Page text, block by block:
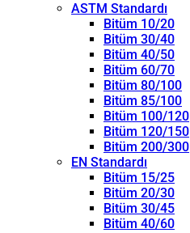
ASTM Standardı
Bitüm 10/20
Bitüm 30/40
Bitüm 40/50
Bitüm 60/70
Bitüm 80/100
Bitüm 85/100
Bitüm 100/120
Bitüm 120/150
Bitüm 200/300
EN Standardı
Bitüm 15/25
Bitüm 20/30
Bitüm 30/45
Bitüm 40/60